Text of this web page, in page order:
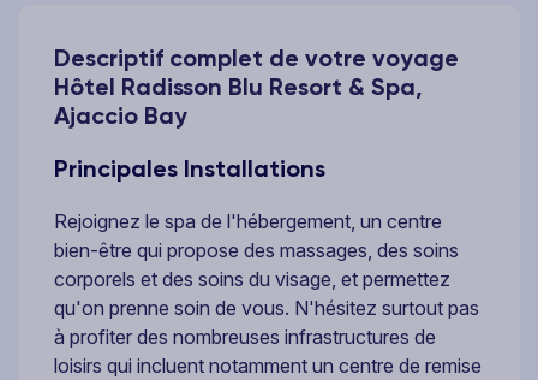
Descriptif complet de votre voyage
Hôtel Radisson Blu Resort & Spa,
Ajaccio Bay
Principales Installations
Rejoignez le spa de l'hébergement, un centre
bien-être qui propose des massages, des soins
corporels et des soins du visage, et permettez
qu'on prenne soin de vous. N'hésitez surtout pas
à profiter des nombreuses infrastructures de
loisirs qui incluent notamment un centre de remise